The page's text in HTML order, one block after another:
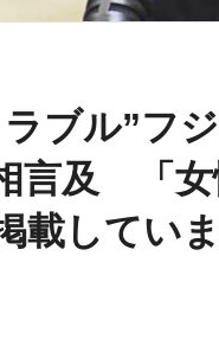
ラブル”フ
言及 「女
載してい